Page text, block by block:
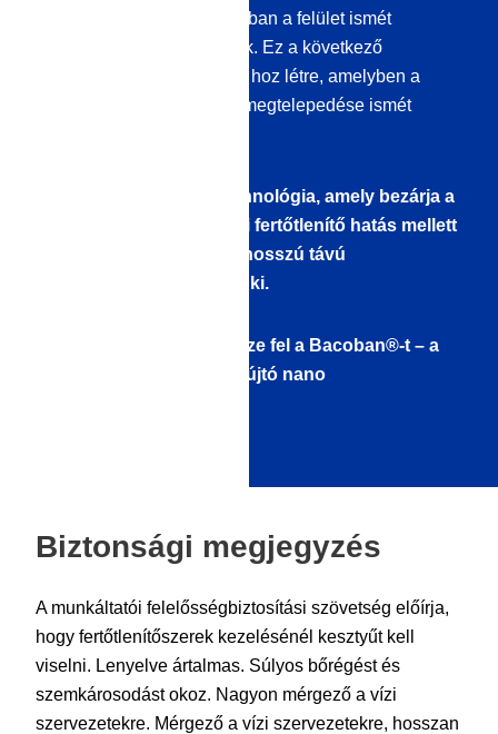
elpusztítanak. Ezután azonban a felület ismét
védtelenül ki van téve nekik. Ez a következő
fertőtlenítésig higiéniai rést hoz létre, amelyben a
mikroorganizmusok újbóli megtelepedése ismét
Itt jön a képbe a nanotechnológia, amely bezárja a
higiéniai rést! Az azonnali fertőtlenítő hatás mellett
a nano felületmódosítás hosszú távú
antimikrobiális hatást fejt ki.
Hogyan működik? Fedezze fel a Bacoban®-t – a
hosszú távú védelmet nyújtó nano
Biztonsági megjegyzés
A munkáltatói felelősségbiztosítási szövetség előírja,
hogy fertőtlenítőszerek kezelésénél kesztyűt kell
viselni. Lenyelve ártalmas. Súlyos bőrégést és
szemkárosodást okoz. Nagyon mérgező a vízi
szervezetekre. Mérgező a vízi szervezetekre, hosszan